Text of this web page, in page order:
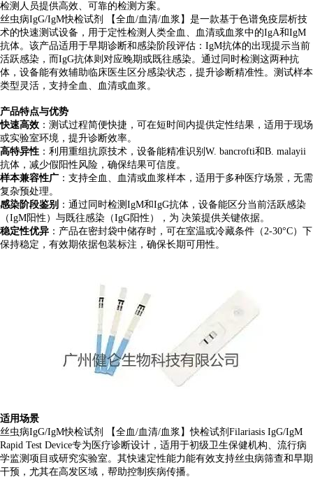
检测人员提供高效、可靠的检测方案。
丝虫病IgG/IgM快检试剂 【全血/血清/血浆】是一款基于色谱免疫层析技
术的快速测试设备，用于定性检测人类全血、血清或血浆中的IgA和IgM
抗体。该产品适用于早期诊断和感染阶段评估：IgM抗体的出现提示当前
活跃感染，而IgG抗体则对应晚期或既往感染。通过同时检测这两种抗
体，设备能有效辅助临床医生区分感染状态，提升诊断精准性。测试样本
类型灵活，支持全血、血清或血浆。
产品特点与优势
快速高效 ：测试过程简便快捷，可在短时间内提供定性结果，适用于现场
或实验室环境，提升诊断效率。
高特异性 ：利用重组抗原技术，设备能精准识别W. bancrofti和B. malayii
抗体，减少假阳性风险，确保结果可信度。
样本兼容性广 ：支持全血、血清或血浆样本，适用于多种医疗场景，无需
复杂预处理。
感染阶段鉴别 ：通过同时检测IgM和IgG抗体，设备能区分当前活跃感染
（IgM阳性）与既往感染（IgG阳性），为 决策提供关键依据。
稳定性优异 ：产品在密封袋中储存时，可在室温或冷藏条件（2-30°C）下
保持稳定，有效期依据包装标注，确保长期可用性。
适用场景
丝虫病IgG/IgM快检试剂 【全血/血清/血浆】快检试剂Filariasis IgG/IgM
Rapid Test Device专为医疗诊断设计，适用于初级卫生保健机构、流行病
学监测项目或研究实验室。其快速定性能力能有效支持丝虫病筛查和早期
干预，尤其在高发区域，帮助控制疾病传播。